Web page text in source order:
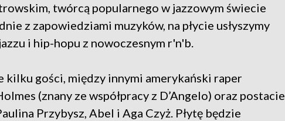
twórcą popularnego w jazzowym świecie
z zapowiedziami muzyków, na płycie usłyszymy
i hip-hopu z nowoczesnym r'n'b.
kilku gości, między innymi amerykański raper
(znany ze współpracy z D’Angelo) oraz postacie
Przybysz, Abel i Aga Czyż. Płytę będzie